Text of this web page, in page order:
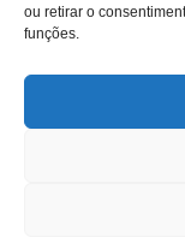
ou retirar o
funções.